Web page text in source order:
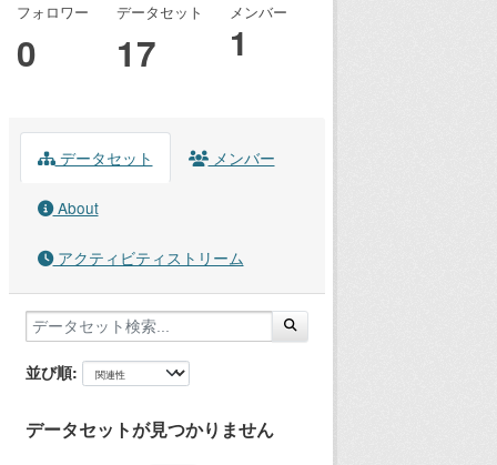
フォロワー
0
データセット
17
メンバー
1
データセット メンバー
About
アクティビティストリーム
並び順
データセットが見つかりません